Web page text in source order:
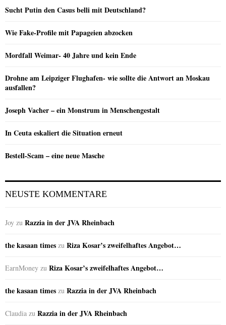
Sucht Putin den Casus belli mit Deutschland?
Wie Fake-Profile mit Papageien abzocken
Mordfall Weimar- 40 Jahre und kein Ende
Drohne am Leipziger Flughafen- wie sollte die Antwort an Moskau
ausfallen?
Joseph Vacher – ein Monstrum in Menschengestalt
In Ceuta eskaliert die Situation erneut
Bestell-Scam – eine neue Masche
NEUSTE KOMMENTARE
Joy zu Razzia in der JVA Rheinbach
the kasaan times zu Riza Kosar’s zweifelhaftes Angebot…
EarnMoney zu Riza Kosar’s zweifelhaftes Angebot…
the kasaan times zu Razzia in der JVA Rheinbach
Claudia zu Razzia in der JVA Rheinbach